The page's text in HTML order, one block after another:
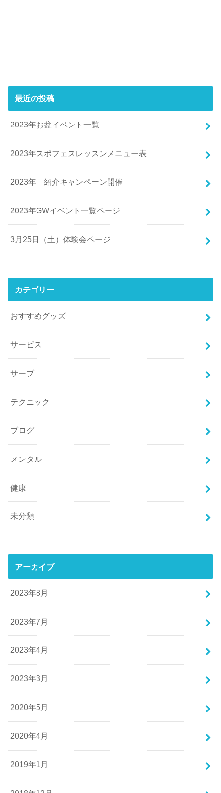
最近の投稿
2023年お盆イベント一覧
2023年スポフェスレッスンメニュー表
2023年 紹介キャンペーン開催
2023年GWイベント一覧ページ
3月25日（土）体験会ページ
カテゴリー
おすすめグッズ
サービス
サーブ
テクニック
ブログ
メンタル
健康
未分類
アーカイブ
2023年8月
2023年7月
2023年4月
2023年3月
2020年5月
2020年4月
2019年1月